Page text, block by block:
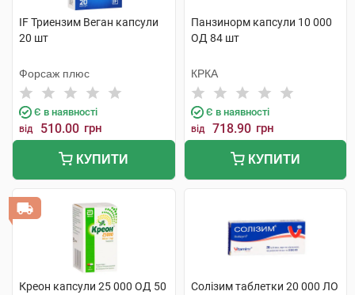
IF Триензим Веган капсули
20 шт
Форсаж плюс
Є в наявності
від 510.00 грн
КУПИТИ
Панзинорм капсули 10 000
ОД 84 шт
КРКА
Є в наявності
від 718.90 грн
КУПИТИ
Креон капсули 25 000 ОД 50
Солізим таблетки 20 000 ЛО